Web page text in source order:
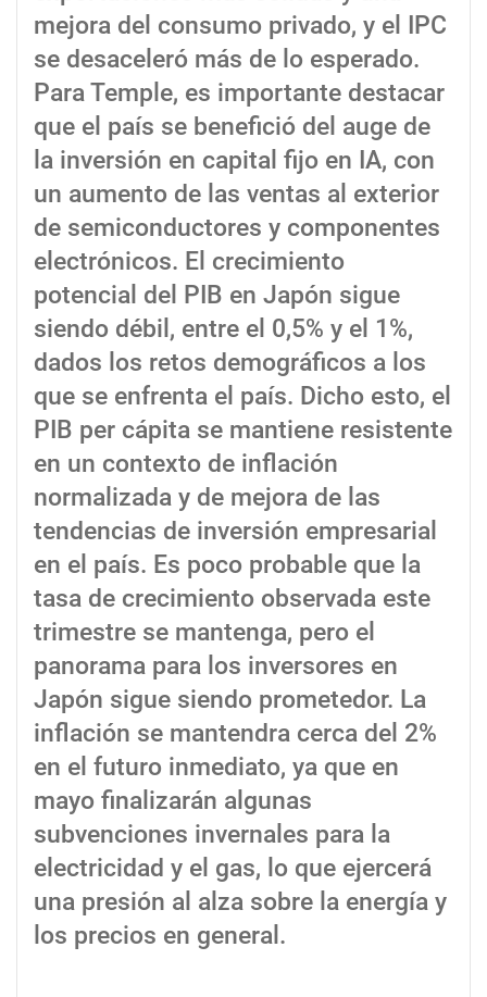
mejora del consumo privado, y el IPC
se desaceleró más de lo esperado.
Para Temple, es importante destacar
que el país se benefició del auge de
la inversión en capital fijo en IA, con
un aumento de las ventas al exterior
de semiconductores y componentes
electrónicos. El crecimiento
potencial del PIB en Japón sigue
siendo débil, entre el 0,5% y el 1%,
dados los retos demográficos a los
que se enfrenta el país. Dicho esto, el
PIB per cápita se mantiene resistente
en un contexto de inflación
normalizada y de mejora de las
tendencias de inversión empresarial
en el país. Es poco probable que la
tasa de crecimiento observada este
trimestre se mantenga, pero el
panorama para los inversores en
Japón sigue siendo prometedor. La
inflación se mantendra cerca del 2%
en el futuro inmediato, ya que en
mayo finalizarán algunas
subvenciones invernales para la
electricidad y el gas, lo que ejercerá
una presión al alza sobre la energía y
los precios en general.